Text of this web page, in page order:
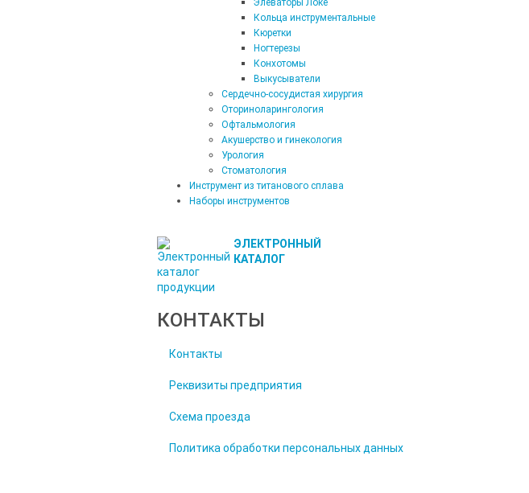
Элеваторы Локе
Кольца инструментальные
Кюретки
Ногтерезы
Конхотомы
Выкусыватели
Сердечно-сосудистая хирургия
Оториноларингология
Офтальмология
Акушерство и гинекология
Урология
Стоматология
Инструмент из титанового сплава
Наборы инструментов
ЭЛЕКТРОННЫЙ
КАТАЛОГ
КОНТАКТЫ
Контакты
Реквизиты предприятия
Схема проезда
Политика обработки персональных данных